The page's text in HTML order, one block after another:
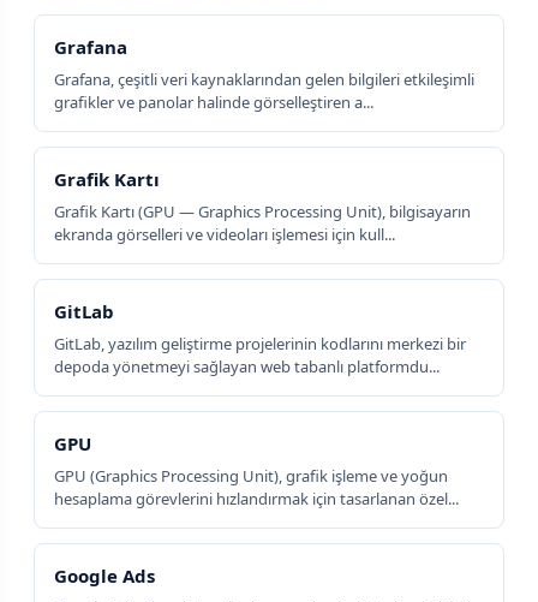
Grafana
Grafana, çeşitli veri kaynaklarından gelen bilgileri etkileşimli
grafikler ve panolar halinde görselleştiren a...
Grafik Kartı
Grafik Kartı (GPU — Graphics Processing Unit), bilgisayarın
ekranda görselleri ve videoları işlemesi için kull...
GitLab
GitLab, yazılım geliştirme projelerinin kodlarını merkezi bir
depoda yönetmeyi sağlayan web tabanlı platformdu...
GPU
GPU (Graphics Processing Unit), grafik işleme ve yoğun
hesaplama görevlerini hızlandırmak için tasarlanan özel...
Google Ads